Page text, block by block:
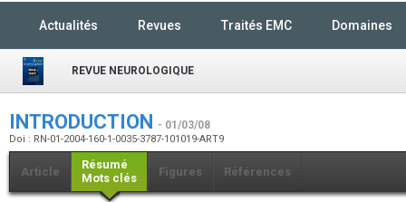
Actualités Revues Traités EMC Domaines
REVUE NEUROLOGIQUE
INTRODUCTION - 01/03/08
Doi : RN-01-2004-160-1-0035-3787-101019-ART9
Article
Résumé
Mots clés
Figures Références